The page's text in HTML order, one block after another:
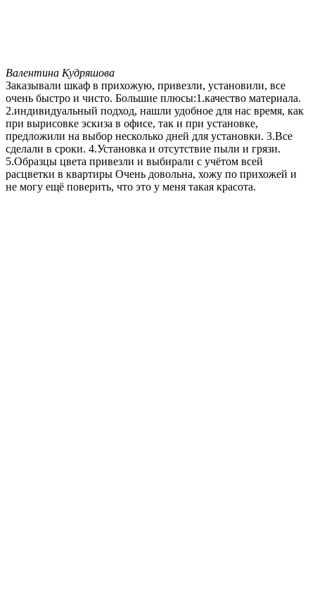
Валентина Кудряшова
Заказывали шкаф в прихожую, привезли, установили, все
очень быстро и чисто. Большие плюсы:1.качество материала.
2.индивидуальный подход, нашли удобное для нас время, как
при вырисовке эскиза в офисе, так и при установке,
предложили на выбор несколько дней для установки. 3.Все
сделали в сроки. 4.Установка и отсутствие пыли и грязи.
5.Образцы цвета привезли и выбирали с учётом всей
расцветки в квартиры Очень довольна, хожу по прихожей и
не могу ещё поверить, что это у меня такая красота.